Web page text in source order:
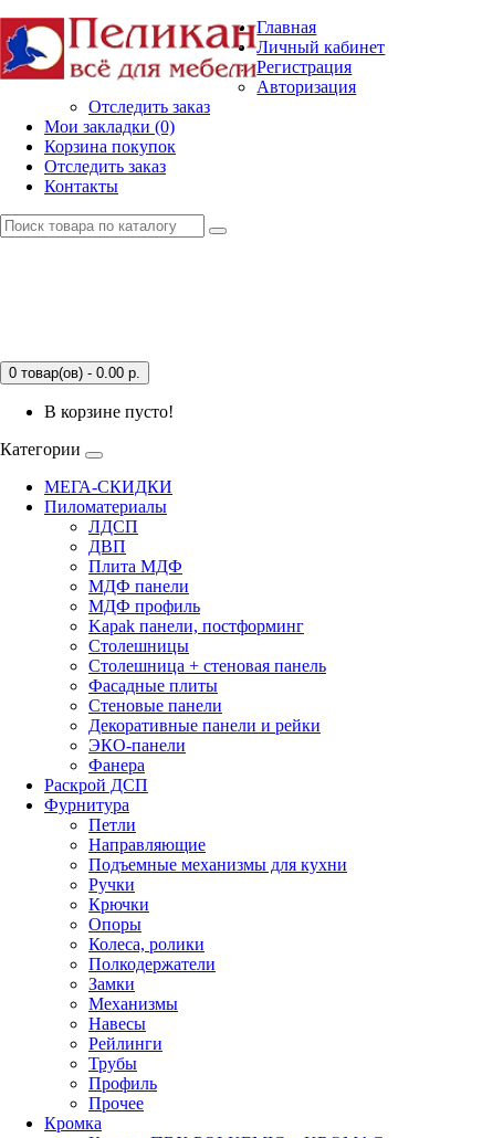
Главная
Личный кабинет
Регистрация
Авторизация
Отследить заказ
Мои закладки (0)
Корзина покупок
Отследить заказ
Контакты
0 товар(ов) - 0.00 р.
В корзине пусто!
Категории
МЕГА-СКИДКИ
Пиломатериалы
ЛДСП
ДВП
Плита МДФ
МДФ панели
МДФ профиль
Kapak панели, постформинг
Столешницы
Столешница + стеновая панель
Фасадные плиты
Стеновые панели
Декоративные панели и рейки
ЭКО-панели
Фанера
Раскрой ДСП
Фурнитура
Петли
Направляющие
Подъемные механизмы для кухни
Ручки
Крючки
Опоры
Колеса, ролики
Полкодержатели
Замки
Механизмы
Навесы
Рейлинги
Трубы
Профиль
Прочее
Кромка